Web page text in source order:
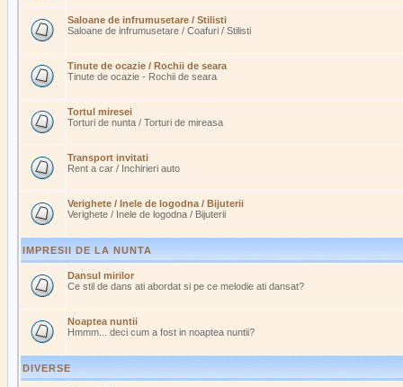
Saloane de infrumusetare / Stilisti
Saloane de infrumusetare / Coafuri / Stilisti
Tinute de ocazie / Rochii de seara
Tinute de ocazie - Rochii de seara
Tortul miresei
Torturi de nunta / Torturi de mireasa
Transport invitati
Rent a car / Inchirieri auto
Verighete / Inele de logodna / Bijuterii
Verighete / Inele de logodna / Bijuterii
IMPRESII DE LA NUNTA
Dansul mirilor
Ce stil de dans ati abordat si pe ce melodie ati dansat?
Noaptea nuntii
Hmmm... deci cum a fost in noaptea nuntii?
DIVERSE